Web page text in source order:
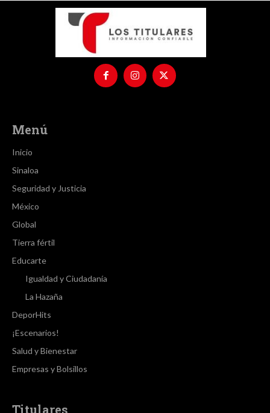
Menú
Inicio
Sinaloa
Seguridad y Justicia
México
Global
Tierra fértil
Educarte
Igualdad y Ciudadanía
La Hazaña
DeporHits
¡Escenarios!
Salud y Bienestar
Empresas y Bolsillos
Titulares